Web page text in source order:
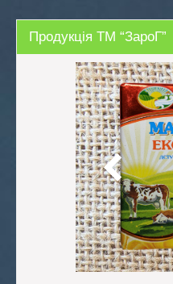
Продукція ТМ “ЗароГ”